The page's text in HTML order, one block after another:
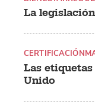
La
Las
Unido
CERTIFICACIÓN